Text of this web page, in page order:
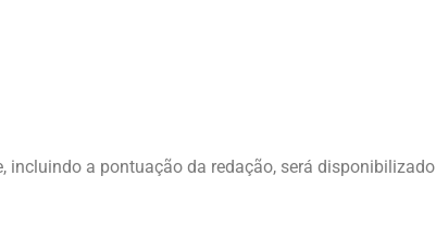
a pontuação da redação, será